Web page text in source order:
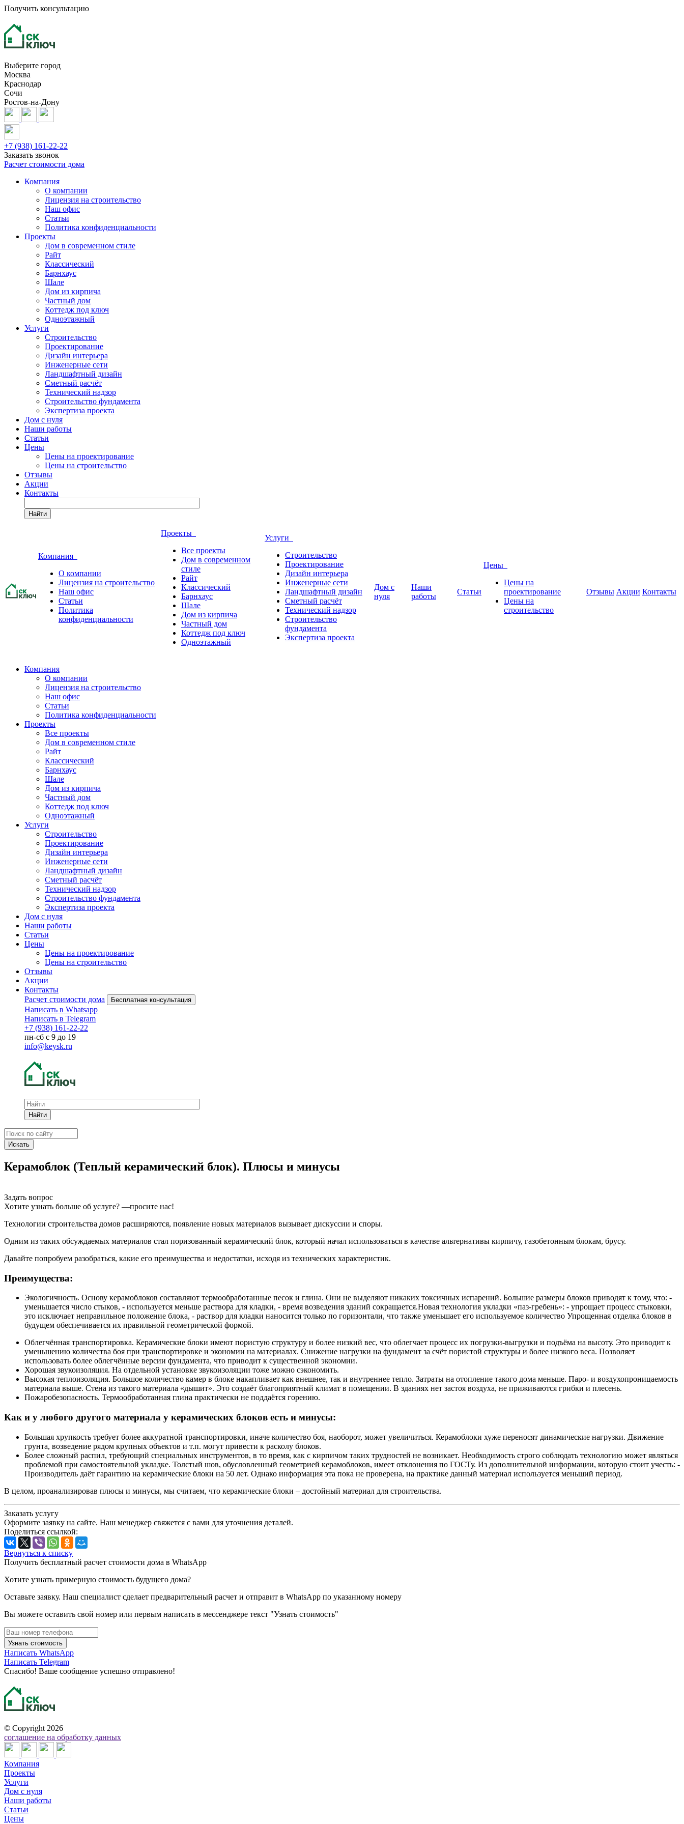
Получить консультацию
Выберите город
Москва
Краснодар
Сочи
Ростов-на-Дону
+7 (938) 161-22-22
Заказать звонок
Расчет стоимости дома
Компания
О компании
Лицензия на строительство
Наш офис
Статьи
Политика конфиденциальности
Проекты
Дом в современном стиле
Райт
Классический
Барнхаус
Шале
Дом из кирпича
Частный дом
Коттедж под ключ
Одноэтажный
Услуги
Строительство
Проектирование
Дизайн интерьера
Инженерные сети
Ландшафтный дизайн
Сметный расчёт
Технический надзор
Строительство фундамента
Экспертиза проекта
Дом с нуля
Наши работы
Статьи
Цены
Цены на проектирование
Цены на строительство
Отзывы
Акции
Контакты
Найти
Компания
О компании
Лицензия на строительство
Наш офис
Статьи
Политика
конфиденциальности
Проекты
Все проекты
Дом в современном
стиле
Райт
Классический
Барнхаус
Шале
Дом из кирпича
Частный дом
Коттедж под ключ
Одноэтажный
Услуги
Строительство
Проектирование
Дизайн интерьера
Инженерные сети
Ландшафтный дизайн
Сметный расчёт
Технический надзор
Строительство
фундамента
Экспертиза проекта
Дом с
нуля
Наши
работы
Статьи
Цены
Цены на
проектирование
Цены на
строительство
Отзывы Акции Контакты
Компания
О компании
Лицензия на строительство
Наш офис
Статьи
Политика конфиденциальности
Проекты
Все проекты
Дом в современном стиле
Райт
Классический
Барнхаус
Шале
Дом из кирпича
Частный дом
Коттедж под ключ
Одноэтажный
Услуги
Строительство
Проектирование
Дизайн интерьера
Инженерные сети
Ландшафтный дизайн
Сметный расчёт
Технический надзор
Строительство фундамента
Экспертиза проекта
Дом с нуля
Наши работы
Статьи
Цены
Цены на проектирование
Цены на строительство
Отзывы
Акции
Контакты
Расчет стоимости дома
Бесплатная консультация
Написать в Whatsapp
Написать в Telegram
+7 (938) 161-22-22
пн-сб с 9 до 19
info@keysk.ru
Найти
Керамоблок (Теплый керамический блок). Плюсы и минусы
Задать вопрос
Хотите узнать больше об услуге? —просите нас!
Технологии строительства домов расширяются, появление новых материалов вызывает дискуссии и споры.
Одним из таких обсуждаемых материалов стал поризованный керамический блок, который начал использоваться в качестве альтернативы кирпичу, газобетонным блокам, брусу.
Давайте попробуем разобраться, какие его преимущества и недостатки, исходя из технических характеристик.
Преимущества:
Экологичность. Основу керамоблоков составляют термообработанные песок и глина. Они не выделяют никаких токсичных испарений. Большие размеры блоков приводят к тому, что: -
уменьшается число стыков, - используется меньше раствора для кладки, - время возведения зданий сокращается.Новая технология укладки «паз-гребень»: - упрощает процесс стыковки,
это исключает неправильное положение блока, - раствор для кладки наносится только по горизонтали, что также уменьшает его используемое количество Упрощенная отделка блоков в
будущем обеспечивается их правильной геометрической формой.
Облегчённая транспортировка. Керамические блоки имеют пористую структуру и более низкий вес, что облегчает процесс их погрузки-выгрузки и подъёма на высоту. Это приводит к
уменьшению количества боя при транспортировке и экономии на материалах. Снижение нагрузки на фундамент за счёт пористой структуры и более низкого веса. Позволяет
использовать более облегчённые версии фундамента, что приводит к существенной экономии.
Хорошая звукоизоляция. На отдельной установке звукоизоляции тоже можно сэкономить.
Высокая теплоизоляция. Большое количество камер в блоке накапливает как внешнее, так и внутреннее тепло. Затраты на отопление такого дома меньше. Паро- и воздухопроницаемость
материала выше. Стена из такого материала «дышит». Это создаёт благоприятный климат в помещении. В зданиях нет застоя воздуха, не приживаются грибки и плесень.
Пожаробезопасность. Термообработанная глина практически не поддаётся горению.
Как и у любого другого материала у керамических блоков есть и минусы:
Большая хрупкость требует более аккуратной транспортировки, иначе количество боя, наоборот, может увеличиться. Керамоблоки хуже переносят динамические нагрузки. Движение
грунта, возведение рядом крупных объектов и т.п. могут привести к расколу блоков.
Более сложный распил, требующий специальных инструментов, в то время, как с кирпичом таких трудностей не возникает. Необходимость строго соблюдать технологию может являться
проблемой при самостоятельной укладке. Толстый шов, обусловленный геометрией керамоблоков, имеет отклонения по ГОСТу. Из дополнительной информации, которую стоит учесть: -
Производитель даёт гарантию на керамические блоки на 50 лет. Однако информация эта пока не проверена, на практике данный материал используется меньший период.
В целом, проанализировав плюсы и минусы, мы считаем, что керамические блоки – достойный материал для строительства.
Заказать услугу
Оформите заявку на сайте. Наш менеджер свяжется с вами для уточнения деталей.
Поделиться ссылкой:
Вернуться к списку
Получить бесплатный расчет стоимости дома в WhatsApp
Хотите узнать примерную стоимость будущего дома?
Оставьте заявку. Наш специалист сделает предварительный расчет и отправит в WhatsApp по указанному номеру
Вы можете оставить свой номер или первым написать в мессенджере текст "Узнать стоимость"
Узнать стоимость
Написать WhatsApp
Написать Telegram
Спасибо! Ваше сообщение успешно отправлено!
© Copyright 2026
соглашение на обработку данных
Компания
Проекты
Услуги
Дом с нуля
Наши работы
Статьи
Цены